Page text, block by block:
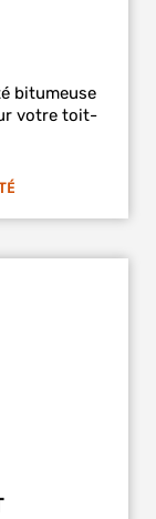
bitumeuse
votre toit-